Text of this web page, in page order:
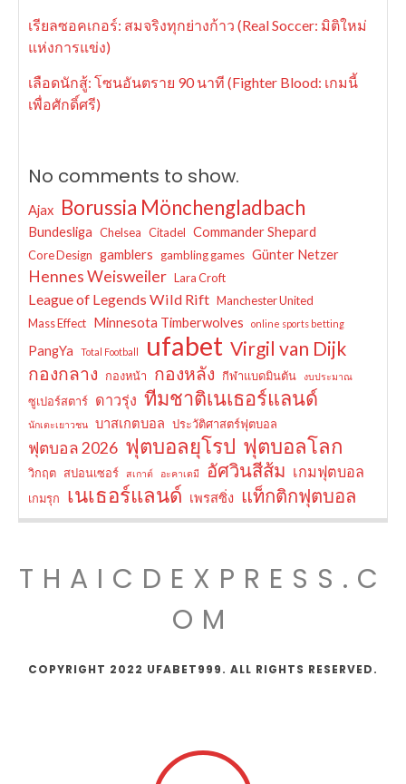
เรียลซอคเกอร์: สมจริงทุกย่างก้าว (Real Soccer: มิติใหม่
แห่งการแข่ง)
เลือดนักสู้: โซนอันตราย 90 นาที (Fighter Blood: เกมนี้
เพื่อศักดิ์ศรี)
No comments to show.
Ajax Borussia Mönchengladbach
Bundesliga Chelsea Citadel Commander Shepard
Core Design gamblers gambling games Günter Netzer
Hennes Weisweiler Lara Croft
League of Legends Wild Rift Manchester United
Mass Effect Minnesota Timberwolves online sports betting
PangYa Total Football ufabet Virgil van Dijk
กองกลาง กองหน้า กองหลัง กีฬาแบดมินตัน งบประมาณ
ซูเปอร์สตาร์ ดาวรุ่ง ทีมชาติเนเธอร์แลนด์
นักเตะเยาวชน บาสเกตบอล ประวัติศาสตร์ฟุตบอล
ฟุตบอล 2026 ฟุตบอลยุโรป ฟุตบอลโลก
วิกฤต สปอนเซอร์ สเกาต์ อะคาเดมี อัศวินสีส้ม เกมฟุตบอล
เกมรุก เนเธอร์แลนด์ เพรสซิ่ง แท็กติกฟุตบอล
THAICDEXPRESS.C
OM
COPYRIGHT 2022 UFABET999. ALL RIGHTS RESERVED.